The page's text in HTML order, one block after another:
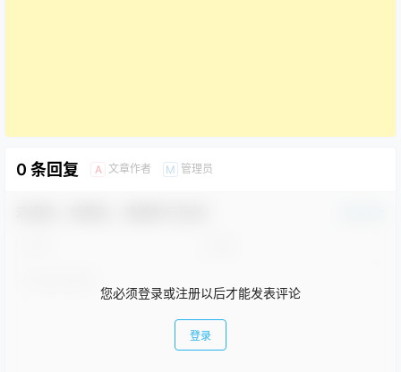
0 条回复 A 文章作者 M 管理员
您必须登录或注册以后才能发表评论
登录